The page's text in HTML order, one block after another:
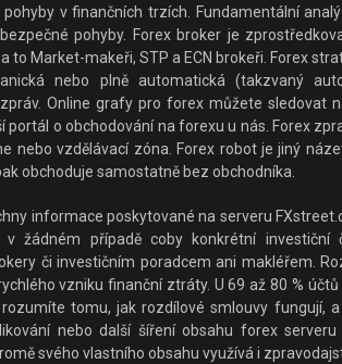
v finančních trzích. Fundamentální
pohyby. Forex broker je
to Market-makeři, STP a ECN brokeři. Forex
nebo plně automatická (takzvaný
Online grafy pro forex můžete sledovat
portál o obchodování na forexu u nás. Forex
nebo vzdělávací zóna. Forex robot je jiný
obchoduje samostatně bez obchodníka.
informace poskytované na serveru
žádném případě coby konkrétní investiční
či investičním poradcem ani makléřem.
vzniku finanční ztráty. U 69 až 80 %
tomu, jak rozdílové smlouvy fungují,
nebo další šíření obsahu forex
svého vlastního obsahu využívá i